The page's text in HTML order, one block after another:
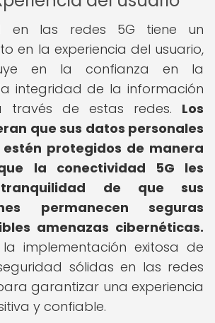
en las redes 5G tiene un
en la experiencia del usuario,
en la confianza en la
integridad de la información
través de estas redes. Los
que sus datos personales
protegidos de manera
la conectividad 5G les
de que sus
permanecen seguras
amenazas cibernéticas.
implementación exitosa de
sólidas en las redes
garantizar una experiencia
y confiable.